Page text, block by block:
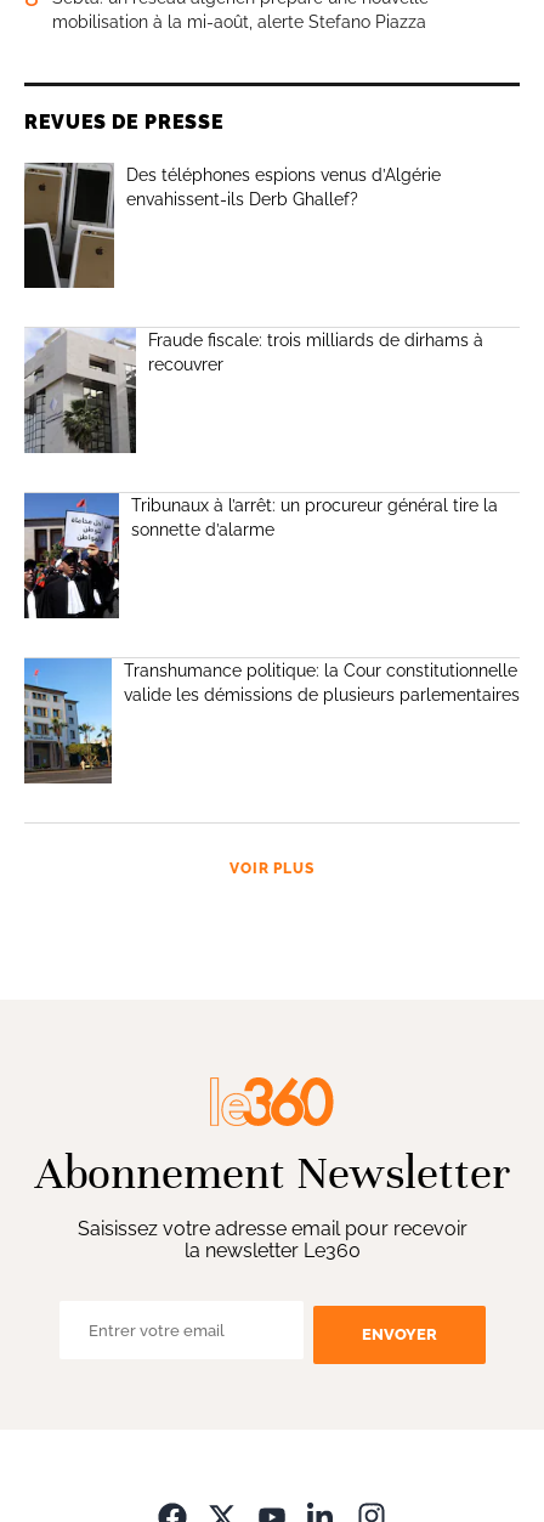
mobilisation à la mi-août, alerte Stefano Piazza
REVUES DE PRESSE
Des téléphones espions venus d’Algérie
envahissent-ils Derb Ghallef?
Fraude fiscale: trois milliards de dirhams à
recouvrer
Tribunaux à l’arrêt: un procureur général tire la
sonnette d’alarme
Transhumance politique: la Cour constitutionnelle
valide les démissions de plusieurs parlementaires
VOIR PLUS
Abonnement Newsletter
Saisissez votre adresse email pour recevoir
la newsletter Le360
ENVOYER